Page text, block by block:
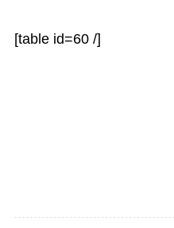
[table id=60 /]